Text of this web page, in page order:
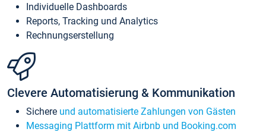
Individuelle Dashboards
Reports, Tracking und Analytics
Rechnungserstellung
Clevere Automatisierung & Kommunikation
Sichere und automatisierte Zahlungen von Gästen
Messaging Plattform mit Airbnb und Booking.com